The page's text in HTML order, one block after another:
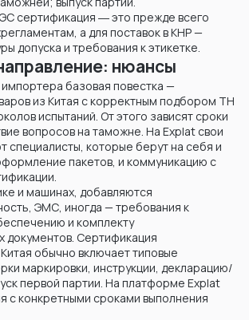
сертификация ― это прежде всего
а для поставок в КНР —
допуска и требования к этикетке.
нюансы
базовая повестка —
из Китая с корректным подбором ТН
испытаний. От этого зависят сроки
вопросов на таможне. На Explat свои
специалисты, которые берут на себя и
пакетов, и коммуникацию с
и машинах, добавляются
ЭМС, иногда — требования к
и комплекту
документов. Сертификация
обычно включает типовые
маркировки, инструкции, декларацию/
первой партии. На платформе Explat
с конкретными сроками выполнения